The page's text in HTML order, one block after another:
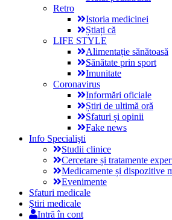
Retro
Istoria medicinei
Știați că
LIFE STYLE
Alimentație sănătoasă
Sănătate prin sport
Imunitate
Coronavirus
Informări oficiale
Știri de ultimă oră
Sfaturi și opinii
Fake news
Info Specialişti
Studii clinice
Cercetare și tratamente
Medicamente și dispozitive
Evenimente
Sfaturi medicale
Ştiri medicale
Intră în cont